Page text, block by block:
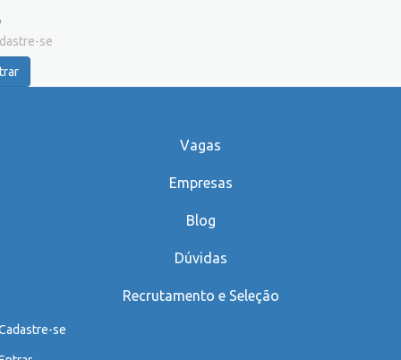
se
Vagas
Empresas
Blog
Dúvidas
Recrutamento e Seleção
se